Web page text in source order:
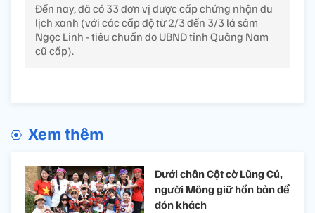
Đến nay, đã có 33 đơn vị được cấp chứng nhận du
lịch xanh (với các cấp độ từ 2/3 đến 3/3 lá sâm
Ngọc Linh - tiêu chuẩn do UBND tỉnh Quảng Nam
cũ cấp).
Xem thêm
Dưới chân Cột cờ Lũng Cú,
người Mông giữ hồn bản để
đón khách